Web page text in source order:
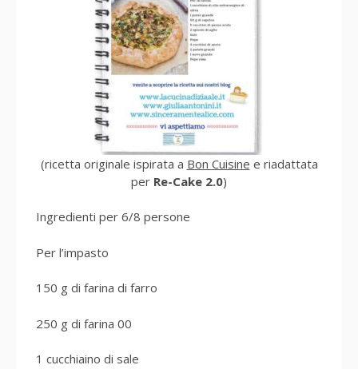
(ricetta originale ispirata a Bon Cuisine e riadattata
per Re-Cake 2.0)
Ingredienti per 6/8 persone
Per l’impasto
150 g di farina di farro
250 g di farina 00
1 cucchiaino di sale